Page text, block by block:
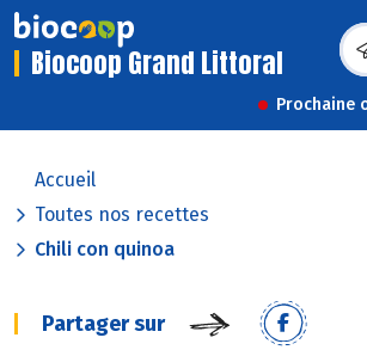
Biocoop Grand Littoral
Prochaine
Accueil
Toutes nos recettes
Chili con quinoa
Partager sur